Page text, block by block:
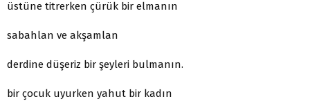
üstüne titrerken çürük bir elmanın
sabahlan ve akşamlan
derdine düşeriz bir şeyleri bulmanın.
bir çocuk uyurken yahut bir kadın